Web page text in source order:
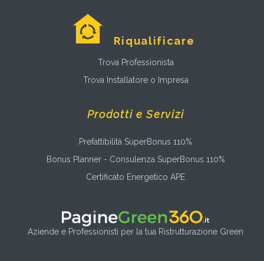
Riqualificare
Trova Professionista
Trova Installatore o Impresa
Prodotti e Servizi
Prefattibilità SuperBonus 110%
Bonus Planner - Consulenza SuperBonus 110%
Certificato Energetico APE
Aziende e Professionisti per la tua Ristrutturazione Green